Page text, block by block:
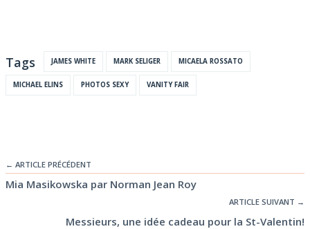
Tags JAMES WHITE MARK SELIGER MICAELA ROSSATO
MICHAEL ELINS PHOTOS SEXY VANITY FAIR
← ARTICLE PRÉCÉDENT
Mia Masikowska par Norman Jean Roy
ARTICLE SUIVANT →
Messieurs, une idée cadeau pour la St-Valentin!